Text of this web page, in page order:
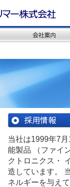
当社は1999年7
能製品 （ファイ
クトロニクス・
造しています。
ネルギーを与え